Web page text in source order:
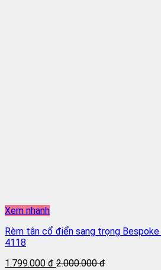
Xem nhanh
Rèm tân cổ điển sang trọng
4118
1.799.000 đ 2.000.000 đ